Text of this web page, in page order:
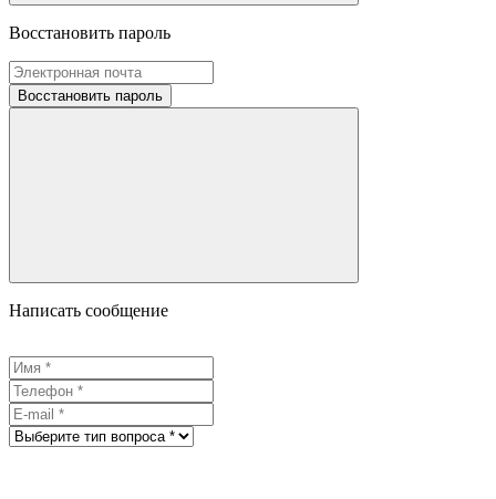
Восстановить пароль
Восстановить пароль
Написать сообщение